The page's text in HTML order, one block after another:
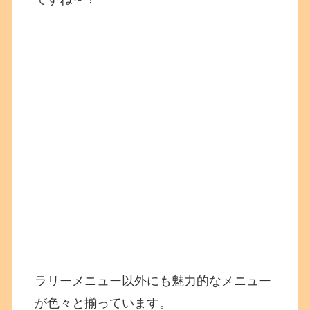
ラリーメニュー以外にも魅力的なメニュー
が色々と揃っています。